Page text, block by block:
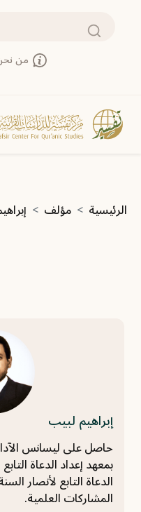
بحث
من
مسار التنقل
الرئيسية مؤلف
إبراهيم لبيب
حاصل على ليسانس
بمعهد إعداد الدعاة
الدعاة التابع لأنصار
المشاركات العلمية.